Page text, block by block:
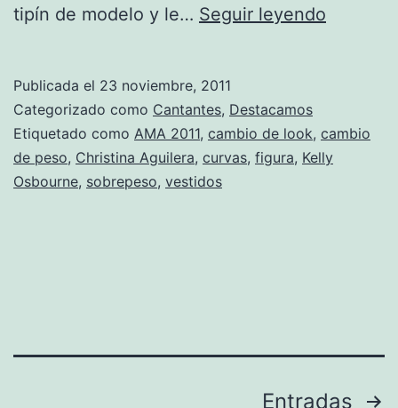
tipín de modelo y le… Seguir leyendo
de
sus
Publicada el 23 noviembre, 2011
Categorizado como Cantantes, Destacamos
Etiquetado como AMA 2011, cambio de look, cambio
de peso, Christina Aguilera, curvas, figura, Kelly
Osbourne, sobrepeso, vestidos
Entradas